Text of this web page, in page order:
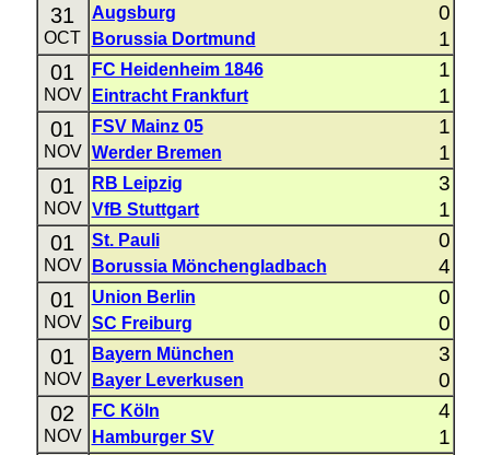
31
OCT
Augsburg 0
Borussia Dortmund 1
01
NOV
FC Heidenheim 1846 1
Eintracht Frankfurt 1
01
NOV
FSV Mainz 05 1
Werder Bremen 1
01
NOV
RB Leipzig 3
VfB Stuttgart 1
01
NOV
St. Pauli 0
Borussia Mönchengladbach 4
01
NOV
Union Berlin 0
SC Freiburg 0
01
NOV
Bayern München 3
Bayer Leverkusen 0
02
NOV
FC Köln 4
Hamburger SV 1